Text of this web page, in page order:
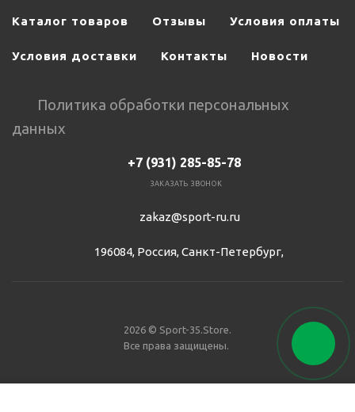
Каталог товаров Отзывы Условия оплаты
Условия доставки Контакты Новости
Политика обработки персональных
данных
+7 (931) 285-85-78
ЗАКАЗАТЬ ЗВОНОК
zakaz@sport-ru.ru
196084, Россия, Санкт-Петербург,
2026 © Sport-35.Store.
Все права защищены.